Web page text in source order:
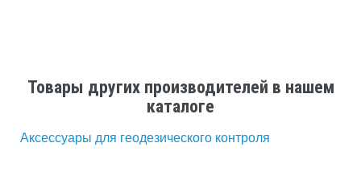
Товары других производителей в нашем
каталоге
Аксессуары для геодезического контроля